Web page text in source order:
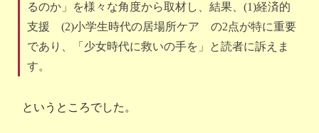
るのか」を様々な角度から取材し、結果、(1)経済的
支援 (2)小学生時代の居場所ケア の2点が特に重要
であり、「少女時代に救いの手を」と読者に訴えま
す。
というところでした。